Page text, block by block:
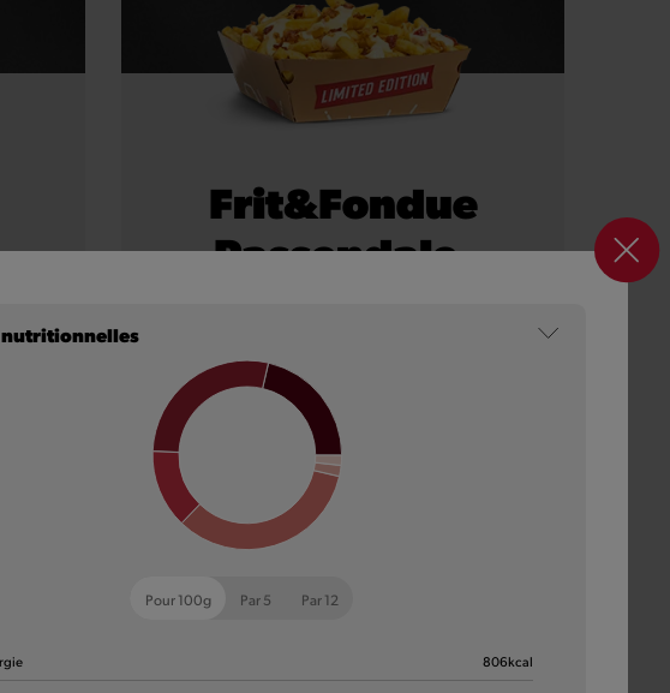
Frit&Fondue
Passendale,
Nos frites 100 % belges, nappées d’une délicieuse
sauce au fromage Passendale, couronnées de bacon
et d’oignons croustillants.
En savoir plus
nutritionnelles
Pour 100g Par 5 Par 12
806kcal